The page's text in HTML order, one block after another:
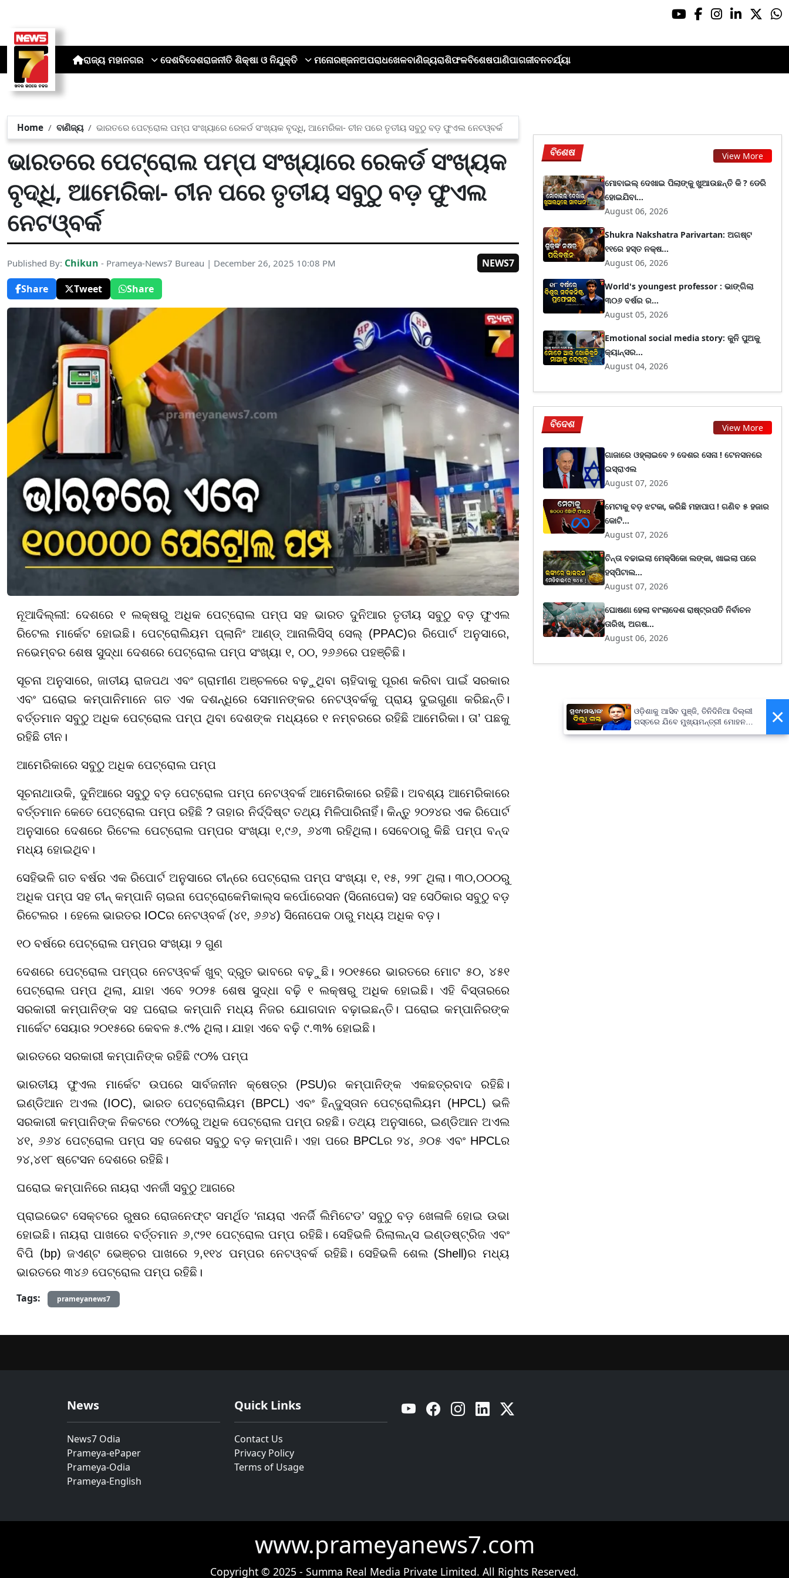
ରାଜ୍ୟ ମହାନଗର ଦେଶବିଦେଶରାଜନୀତି ଶିକ୍ଷା ଓ ନିଯୁକ୍ତି ମନୋରଞ୍ଜନଅପରାଧଖେଳବାଣିଜ୍ୟରାଶିଫଳବିଶେଷପାଣିପାଗଜୀବନଚର୍ଯ୍ୟା
Home ବାଣିଜ୍ୟ ଭାରତରେ ପେଟ୍ରୋଲ ପମ୍ପ ସଂଖ୍ୟାରେ ରେକର୍ଡ ସଂଖ୍ୟକ ବୃଦ୍ଧି, ଆମେରିକା- ଚୀନ ପରେ ତୃତୀୟ ସବୁଠୁ ବଡ଼ ଫୁଏଲ ନେଟଓ୍ବର୍କ
ଭାରତରେ ପେଟ୍ରୋଲ ପମ୍ପ ସଂଖ୍ୟାରେ ରେକର୍ଡ ସଂଖ୍ୟକ
ବୃଦ୍ଧି, ଆମେରିକା- ଚୀନ ପରେ ତୃତୀୟ ସବୁଠୁ ବଡ଼ ଫୁଏଲ
ନେଟଓ୍ବର୍କ
Published By: Chikun - Prameya-News7 Bureau | December 26, 2025 10:08 PM
NEWS7
Share
Tweet Share
ନୂଆଦିଲ୍ଲୀ: ଦେଶରେ ୧ ଲକ୍ଷରୁ ଅଧିକ ପେଟ୍ରୋଲ ପମ୍ପ ସହ ଭାରତ ଦୁନିଆର ତୃତୀୟ ସବୁଠୁ ବଡ଼ ଫୁଏଲ
ରିଟେଲ ମାର୍କେଟ ହୋଇଛି। ପେଟ୍ରୋଲିୟମ ପ୍ଲାନିଂ ଆଣ୍ଡ୍ ଆନାଲିସିସ୍ ସେଲ୍ (PPAC)ର ରିପୋର୍ଟ ଅନୁସାରେ,
ନଭେମ୍ବର ଶେଷ ସୁଦ୍ଧା ଦେଶରେ ପେଟ୍ରୋଲ ପମ୍ପ ସଂଖ୍ୟା ୧, ୦୦, ୨୬୬ରେ ପହଞ୍ଚିଛି।
ସୂଚନା ଅନୁସାରେ, ଜାତୀୟ ରାଜପଥ ଏବଂ ଗ୍ରାମୀଣ ଅଞ୍ଚଳରେ ବଢ଼ୁଥିବା ଚାହିଦାକୁ ପୂରଣ କରିବା ପାଇଁ ସରକାର
ଏବଂ ଘରୋଇ କମ୍ପାନିମାନେ ଗତ ଏକ ଦଶନ୍ଧିରେ ସେମାନଙ୍କର ନେଟଓ୍ବର୍କକୁ ପ୍ରାୟ ଦୁଇଗୁଣା କରିଛନ୍ତି।
ବର୍ତ୍ତମାନ ସବୁଠୁ ଅଧିକ ପେଟ୍ରୋଲ ପମ୍ପ ଥିବା ଦେଶଙ୍କ ମଧ୍ୟରେ ୧ ନମ୍ବରରେ ରହିଛି ଆମେରିକା। ତା’ ପଛକୁ
ରହିଛି ଚୀନ।
ଆମେରିକାରେ ସବୁଠୁ ଅଧିକ ପେଟ୍ରୋଲ ପମ୍ପ
ସୂଚନାଥାଉକି, ଦୁନିଆରେ ସବୁଠୁ ବଡ଼ ପେଟ୍ରୋଲ ପମ୍ପ ନେଟଓ୍ବର୍କ ଆମେରିକାରେ ରହିଛି। ଅବଶ୍ୟ ଆମେରିକାରେ
ବର୍ତ୍ତମାନ କେତେ ପେଟ୍ରୋଲ ପମ୍ପ ରହିଛି ? ତାହାର ନିର୍ଦ୍ଦିଷ୍ଟ ତଥ୍ୟ ମିଳିପାରିନାହିଁ। କିନ୍ତୁ ୨୦୨୪ର ଏକ ରିପୋର୍ଟ
ଅନୁସାରେ ଦେଶରେ ରିଟେଲ ପେଟ୍ରୋଲ ପମ୍ପର ସଂଖ୍ୟା ୧,୯୬, ୬୪୩ ରହିଥିଲା। ସେବେଠାରୁ କିଛି ପମ୍ପ ବନ୍ଦ
ମଧ୍ୟ ହୋଇଥିବ।
ସେହିଭଳି ଗତ ବର୍ଷର ଏକ ରିପୋର୍ଟ ଅନୁସାରେ ଚୀନ୍ରେ ପେଟ୍ରୋଲ ପମ୍ପ ସଂଖ୍ୟା ୧, ୧୫, ୨୨୮ ଥିଲା। ୩୦,୦୦୦ରୁ
ଅଧିକ ପମ୍ପ ସହ ଚୀନ୍ କମ୍ପାନି ଚାଇନା ପେଟ୍ରୋକେମିକାଲ୍ସ କର୍ପୋରେସନ (ସିନୋପେକ) ସହ ସେଠିକାର ସବୁଠୁ ବଡ଼
ରିଟେଲର । ହେଲେ ଭାରତର IOCର ନେଟଓ୍ବର୍କ (୪୧, ୬୬୪) ସିନୋପେକ ଠାରୁ ମଧ୍ୟ ଅଧିକ ବଡ଼।
୧୦ ବର୍ଷରେ ପେଟ୍ରୋଲ ପମ୍ପର ସଂଖ୍ୟା ୨ ଗୁଣ
ଦେଶରେ ପେଟ୍ରୋଲ ପମ୍ପ୍ର ନେଟଓ୍ବର୍କ ଖୁବ୍ ଦ୍ରୁତ ଭାବରେ ବଢ଼ୁଛି। ୨୦୧୫ରେ ଭାରତରେ ମୋଟ ୫୦, ୪୫୧
ପେଟ୍ରୋଲ ପମ୍ପ ଥିଲା, ଯାହା ଏବେ ୨୦୨୫ ଶେଷ ସୁଦ୍ଧା ବଢ଼ି ୧ ଲକ୍ଷରୁ ଅଧିକ ହୋଇଛି। ଏହି ବିସ୍ତାରରେ
ସରକାରୀ କମ୍ପାନିଙ୍କ ସହ ଘରୋଇ କମ୍ପାନି ମଧ୍ୟ ନିଜର ଯୋଗଦାନ ବଢ଼ାଇଛନ୍ତି। ଘରୋଇ କମ୍ପାନିରଙ୍କ
ମାର୍କେଟ ସେୟାର ୨୦୧୫ରେ କେବଳ ୫.୯% ଥିଲା। ଯାହା ଏବେ ବଢ଼ି ୯.୩% ହୋଇଛି।
ଭାରତରେ ସରକାରୀ କମ୍ପାନିଙ୍କ ରହିଛି ୯୦% ପମ୍ପ
ଭାରତୀୟ ଫୁଏଲ ମାର୍କେଟ ଉପରେ ସାର୍ବଜନୀନ କ୍ଷେତ୍ର (PSU)ର କମ୍ପାନିଙ୍କ ଏକଛତ୍ରବାଦ ରହିଛି।
ଇଣ୍ଡିଆନ ଅଏଲ (IOC), ଭାରତ ପେଟ୍ରୋଲିୟମ (BPCL) ଏବଂ ହିନ୍ଦୁସ୍ତାନ ପେଟ୍ରୋଲିୟମ (HPCL) ଭଳି
ସରକାରୀ କମ୍ପାନିଙ୍କ ନିକଟରେ ୯୦%ରୁ ଅଧିକ ପେଟ୍ରୋଲ ପମ୍ପ ରହଛି। ତଥ୍ୟ ଅନୁସାରେ, ଇଣ୍ଡିଆନ ଅଏଲ
୪୧, ୬୬୪ ପେଟ୍ରୋଲ ପମ୍ପ ସହ ଦେଶର ସବୁଠୁ ବଡ଼ କମ୍ପାନି। ଏହା ପରେ BPCLର ୨୪, ୬୦୫ ଏବଂ HPCLର
୨୪,୪୧୮ ଷ୍ଟେସନ ଦେଶରେ ରହିଛି।
ଘରୋଇ କମ୍ପାନିରେ ନାୟରା ଏନର୍ଜୀ ସବୁଠୁ ଆଗରେ
ପ୍ରାଇଭେଟ ସେକ୍ଟରେ ରୁଷର ରୋଜନେଫ୍ଟ ସମର୍ଥିତ ‘ନାୟରା ଏନର୍ଜି ଲିମିଟେଡ’ ସବୁଠୁ ବଡ଼ ଖେଳାଳି ହୋଇ ଉଭା
ହୋଇଛି। ନାୟରା ପାଖରେ ବର୍ତ୍ତମାନ ୬,୯୨୧ ପେଟ୍ରୋଲ ପମ୍ପ ରହିଛି। ସେହିଭଳି ରିଲାଲନ୍ସ ଇଣ୍ଡଷ୍ଟ୍ରିଜ ଏବଂ
ବିପି (bp) ଜଏଣ୍ଟ ଭେଞ୍ଚର ପାଖରେ ୨,୧୧୪ ପମ୍ପର ନେଟଓ୍ବର୍କ ରହିଛି। ସେହିଭଳି ଶେଲ (Shell)ର ମଧ୍ୟ
ଭାରତରେ ୩୪୬ ପେଟ୍ରୋଲ ପମ୍ପ ରହିଛି।
Tags:
prameyanews7
ବିଶେଷ View More
ମୋବାଇଲ୍ ଦେଖାଇ ପିଲାଙ୍କୁ ଖୁଆଉଛନ୍ତି କି ? ଡେରି
ହୋଇଯିବା...
August 06, 2026
Shukra Nakshatra Parivartan: ଅଗଷ୍ଟ
୧୧ରେ ହସ୍ତ ନକ୍ଷ...
August 06, 2026
World's youngest professor : ଭାଙ୍ଗିଲା
୩୦୬ ବର୍ଷର ର...
August 05, 2026
Emotional social media story: କୁନି ପୁଅକୁ
କ୍ୟାନ୍ସର...
August 04, 2026
ବିଦେଶ View More
ଗାଜାରେ ଓହ୍ଲାଇବେ ୨ ଦେଶର ସେନା ! ଟେନସନରେ
ଇସ୍ରାଏଲ
August 07, 2026
ମେଟାକୁ ବଡ଼ ଝଟକା, କରିଛି ମହାପାପ ! ଗଣିବ ୫ ହଜାର
କୋଟି...
August 07, 2026
ଚିନ୍ତା ବଢାଇଲା ମେକ୍ସିକୋ ଲଙ୍କା, ଖାଇଲା ପରେ
ହସ୍ପିଟାଲ...
August 07, 2026
ଘୋଷଣା ହେଲା ବାଂଲାଦେଶ ରାଷ୍ଟ୍ରପତି ନିର୍ବାଚନ
ତାରିଖ, ଅଗଷ...
August 06, 2026
News
News7 Odia
Prameya-ePaper
Prameya-Odia
Prameya-English
Quick Links
Contact Us
Privacy Policy
Terms of Usage
YouTube Facebook Instagram
www.prameyanews7.com
Copyright © 2025 - Summa Real Media Private Limited. All Rights Reserved.
×
ଓଡ଼ିଶାକୁ ଆସିବ ପୁଞ୍ଜି, ତିନିଦିନିଆ ଦିଲ୍ଲୀ
ଗସ୍ତରେ ଯିବେ ମୁଖ୍ୟମନ୍ତ୍ରୀ ମୋହନ
ମାଝୀ